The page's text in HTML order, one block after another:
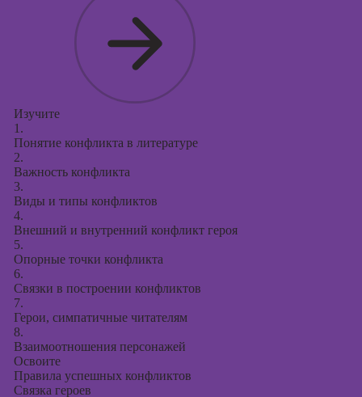
Изучите
1.
Понятие конфликта в литературе
2.
Важность конфликта
3.
Виды и типы конфликтов
4.
Внешний и внутренний конфликт героя
5.
Опорные точки конфликта
6.
Связки в построении конфликтов
7.
Герои, симпатичные читателям
8.
Взаимоотношения персонажей
Освоите
Правила успешных конфликтов
Связка героев